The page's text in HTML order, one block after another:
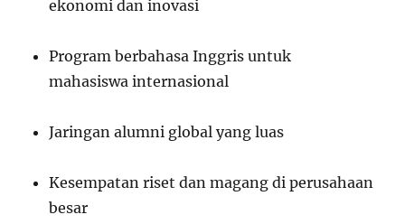
ekonomi dan inovasi
Program berbahasa Inggris untuk
mahasiswa internasional
Jaringan alumni global yang luas
Kesempatan riset dan magang di perusahaan
besar